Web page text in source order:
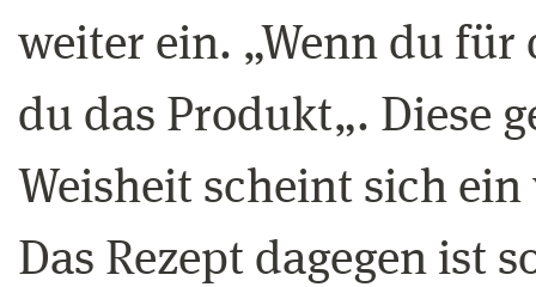
weiter ein. „Wenn du
du das Produkt„. Diese
Weisheit scheint sich
Das Rezept dagegen ist